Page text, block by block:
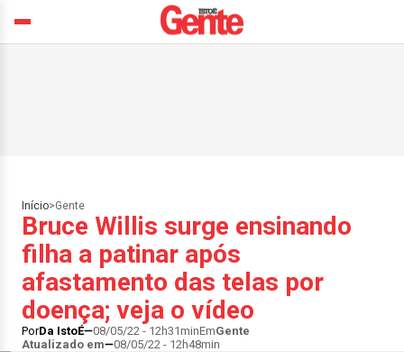
Início>Gente
Bruce Willis surge ensinando
filha a patinar após
afastamento das telas por
doença; veja o vídeo
PorDa IstoÉ 08/05/22 - 12h31minEmGente
Atualizado em
08/05/22 - 12h48min